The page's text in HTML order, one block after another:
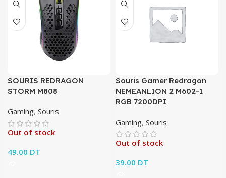
SOURIS REDRAGON
STORM M808
Gaming, Souris
Out of stock
49.00 DT
Souris Gamer Redragon
NEMEANLION 2 M602-1
RGB 7200DPI
Gaming, Souris
Out of stock
39.00 DT